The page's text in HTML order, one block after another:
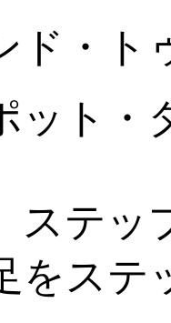
ド・ト
ット・
ステッ
をステ